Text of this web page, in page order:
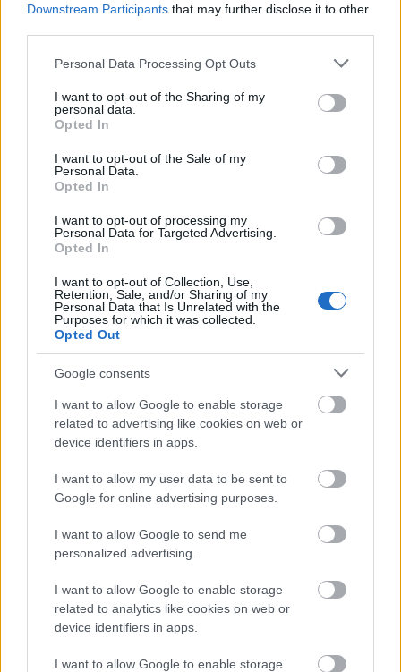
Downstream Participants that may further disclose it to other
Please note that this website/app uses one or more Google
not limited to your visit or usage behaviour. You may click to
grant or deny consent to Google and its third-party tags to
use your data for below specified purposes in below Google
consent section.
Personal Data Processing Opt Outs
I want to opt-out of the Sharing of my
personal data.
Opted In
I want to opt-out of the Sale of my
Personal Data.
Opted In
I want to opt-out of processing my
Personal Data for Targeted Advertising.
Opted In
I want to opt-out of Collection, Use,
Retention, Sale, and/or Sharing of my
Personal Data that Is Unrelated with the
Purposes for which it was collected.
Opted Out
Google consents
I want to allow Google to enable storage
related to advertising like cookies on web or
device identifiers in apps.
I want to allow my user data to be sent to
Google for online advertising purposes.
I want to allow Google to send me
personalized advertising.
I want to allow Google to enable storage
related to analytics like cookies on web or
device identifiers in apps.
I want to allow Google to enable storage
Thinkstock
Messengeren